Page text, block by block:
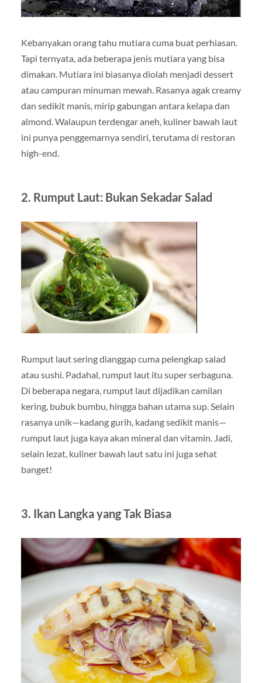
Kebanyakan orang tahu mutiara cuma buat perhiasan.
Tapi ternyata, ada beberapa jenis mutiara yang bisa
dimakan. Mutiara ini biasanya diolah menjadi dessert
atau campuran minuman mewah. Rasanya agak creamy
dan sedikit manis, mirip gabungan antara kelapa dan
almond. Walaupun terdengar aneh, kuliner bawah laut
ini punya penggemarnya sendiri, terutama di restoran
high-end.
2. Rumput Laut: Bukan Sekadar Salad
Rumput laut sering dianggap cuma pelengkap salad
atau sushi. Padahal, rumput laut itu super serbaguna.
Di beberapa negara, rumput laut dijadikan camilan
kering, bubuk bumbu, hingga bahan utama sup. Selain
rasanya unik—kadang gurih, kadang sedikit manis—
rumput laut juga kaya akan mineral dan vitamin. Jadi,
selain lezat, kuliner bawah laut satu ini juga sehat
banget!
3. Ikan Langka yang Tak Biasa